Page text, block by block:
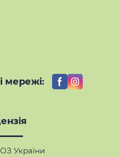
мережі:
України